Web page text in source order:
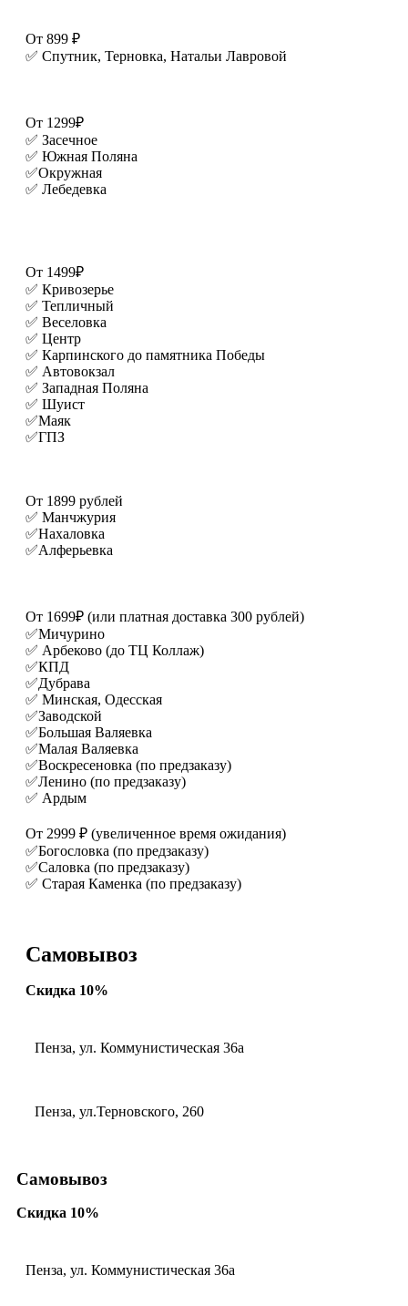
От 899 ₽
✅ Спутник, Терновка, Натальи Лавровой
От 1299₽
✅ Засечное
✅ Южная Поляна
✅Окружная
✅ Лебедевка
От 1499₽
✅ Кривозерье
✅ Тепличный
✅ Веселовка
✅ Центр
✅ Карпинского до памятника Победы
✅ Автовокзал
✅ Западная Поляна
✅ Шуист
✅Маяк
✅ГПЗ
От 1899 рублей
✅ Манчжурия
✅Нахаловка
✅Алферьевка
От 1699₽ (или платная доставка 300 рублей)
✅Мичурино
✅ Арбеково (до ТЦ Коллаж)
✅КПД
✅Дубрава
✅ Минская, Одесская
✅Заводской
✅Большая Валяевка
✅Малая Валяевка
✅Воскресеновка (по предзаказу)
✅Ленино (по предзаказу)
✅ Ардым
От 2999 ₽ (увеличенное время ожидания)
✅Богословка (по предзаказу)
✅Саловка (по предзаказу)
✅ Старая Каменка (по предзаказу)
Самовывоз
Скидка 10%
Пенза, ул. Коммунистическая 36а
Пенза, ул.Терновского, 260
Самовывоз
Скидка 10%
Пенза, ул. Коммунистическая 36а